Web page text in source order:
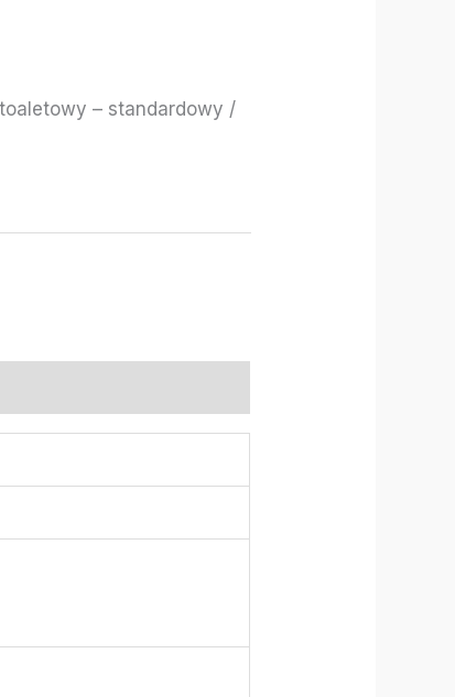
– standardowy /